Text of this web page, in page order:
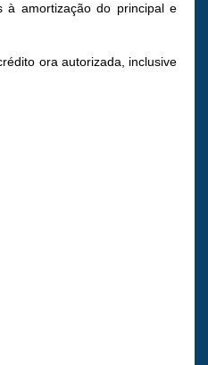
à amortização do principal e
ora autorizada, inclusive